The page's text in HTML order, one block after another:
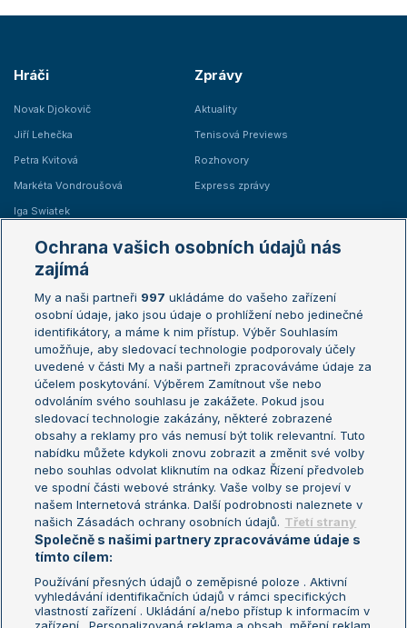
Hráči
Novak Djokovič
Jiří Lehečka
Petra Kvitová
Markéta Vondroušová
Iga Swiatek
Zprávy
Aktuality
Tenisová Previews
Rozhovory
Express zprávy
Žebříčky
Žebříček ATP (muži)
Žebříček WTA (ženy)
Sázkařský žebříček
Australian Open
French Open
Wimbledon
US Open
Turnaj mistrů
Turnaj mistryň
Aktualní trendy
Fotbalové přestupy
Livesport Daily
LS Prague Open
Podmínky užití
Nastavení soukromí
Ochrana vašich osobních údajů nás
zajímá
My a naši partneři 997 ukládáme do vašeho zařízení
osobní údaje, jako jsou údaje o prohlížení nebo jedinečné
identifikátory, a máme k nim přístup. Výběr Souhlasím
umožňuje, aby sledovací technologie podporovaly účely
uvedené v části My a naši partneři zpracováváme údaje za
účelem poskytování. Výběrem Zamítnout vše nebo
odvoláním svého souhlasu je zakážete. Pokud jsou
sledovací technologie zakázány, některé zobrazené
obsahy a reklamy pro vás nemusí být tolik relevantní. Tuto
nabídku můžete kdykoli znovu zobrazit a změnit své volby
nebo souhlas odvolat kliknutím na odkaz Řízení předvoleb
ve spodní části webové stránky. Vaše volby se projeví v
našem Internetová stránka. Další podrobnosti naleznete v
našich Zásadách ochrany osobních údajů. Třetí strany
Společně s našimi partnery zpracováváme údaje s
tímto cílem:
Používání přesných údajů o zeměpisné poloze . Aktivní
vyhledávání identifikačních údajů v rámci specifických
vlastností zařízení . Ukládání a/nebo přístup k informacím v